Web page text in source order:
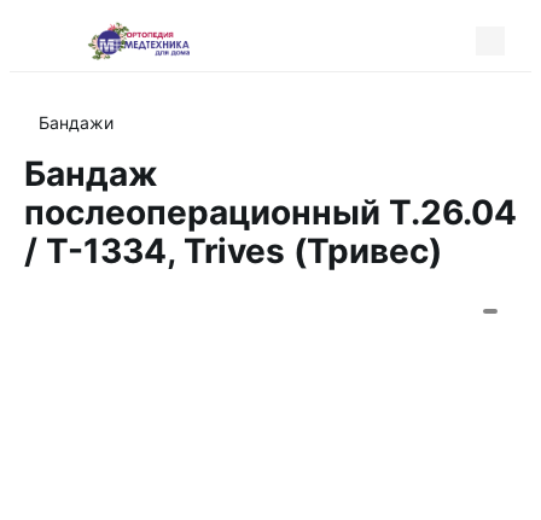
Бандажи
Бандаж
послеоперационный Т.26.04
/ Т-1334, Trives (Тривес)